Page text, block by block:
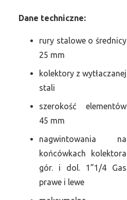
Dane techniczne:
rury stalowe o średnicy
25 mm
kolektory z wytłaczanej
stali
szerokość elementów
45 mm
nagwintowania na
końcówkach kolektora
gór. i dol. 1”1/4 Gas
prawe i lewe